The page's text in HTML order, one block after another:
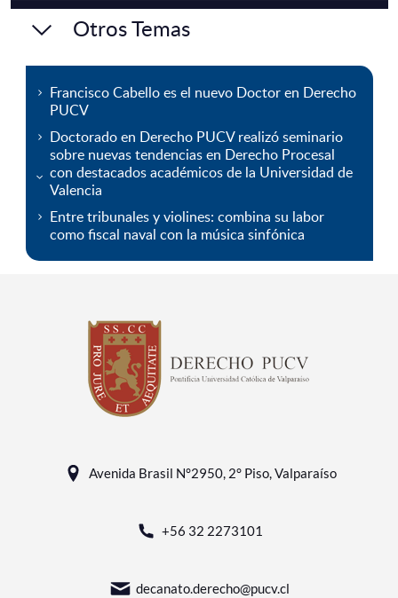
Otros Temas
Francisco Cabello es el nuevo Doctor en Derecho
PUCV
Doctorado en Derecho PUCV realizó seminario
sobre nuevas tendencias en Derecho Procesal
con destacados académicos de la Universidad de
Valencia
Entre tribunales y violines: combina su labor
como fiscal naval con la música sinfónica
Avenida Brasil N°2950, 2° Piso, Valparaíso
+56 32 2273101
decanato.derecho@pucv.cl